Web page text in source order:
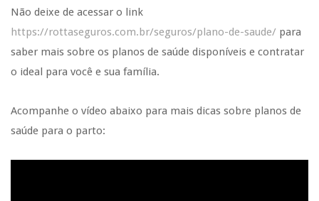
Não deixe de acessar o link
https://rottaseguros.com.br/seguros/plano-de-saude/ para
saber mais sobre os planos de saúde disponíveis e contratar
o ideal para você e sua família.
Acompanhe o vídeo abaixo para mais dicas sobre planos de
saúde para o parto: